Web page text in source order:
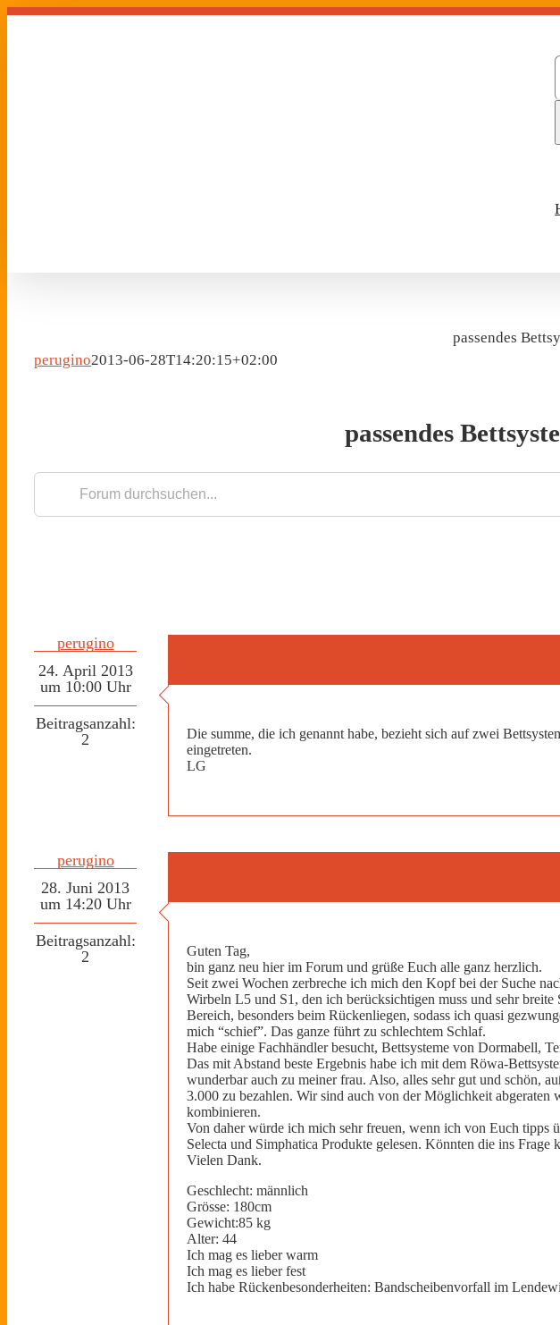
Zum
passendes
perugino2013-06-28T14:20:15+02:00
passendes
perugino
24. April 2013
um 10:00 Uhr
Beitragsanzahl:
2
Die summe, die ich genannt habe, bezieht sich auf zwei
eingetreten.
LG
perugino
28. Juni 2013
um 14:20 Uhr
Beitragsanzahl:
2
Guten Tag,
bin ganz neu hier im Forum und grüße Euch alle ganz herzlich.
Seit zwei Wochen zerbreche ich mich den Kopf bei der Suche
Wirbeln L5 und S1, den ich berücksichtigen muss und sehr
Bereich, besonders beim Rückenliegen, sodass ich quasi
mich “schief”. Das ganze führt zu schlechtem Schlaf.
Habe einige Fachhändler besucht, Bettsysteme von Dormabell,
Das mit Abstand beste Ergebnis habe ich mit dem Röwa-
wunderbar auch zu meiner frau. Also, alles sehr gut und schön,
3.000 zu bezahlen. Wir sind auch von der Möglichkeit
kombinieren.
Von daher würde ich mich sehr freuen, wenn ich von Euch tipps
Selecta und Simphatica Produkte gelesen. Könnten die ins Frage
Vielen Dank.
Geschlecht: männlich
Grösse: 180cm
Gewicht:85 kg
Alter: 44
Ich mag es lieber warm
Ich mag es lieber fest
Ich habe Rückenbesonderheiten: Bandscheibenvorfall im